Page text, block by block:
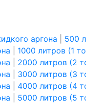
аргона
500
1000 литров (1
2000 литров (2
3000 литров (3
4000 литров (4
5000 литров (5